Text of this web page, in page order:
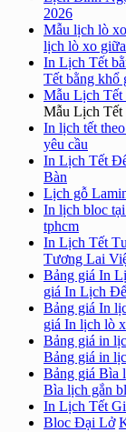
2026
Mẫu lịch lò
lịch lò xo
In Lịch Tết
Tết bằng khổ
Mẫu Lịch Tết
Mẫu Lịch Tết
In lịch tết
yêu cầu
In Lịch Tết
Bàn
Lịch gỗ
In lịch bloc
tphcm
In Lịch Tết
Tương Lai
Bảng giá In
giá In Lịch
Bảng giá In
giá In lịch lò
Bảng giá in
Bảng giá in
Bảng giá Bìa
Bìa lịch gắn
In Lịch Tết
Bloc Đại Lở